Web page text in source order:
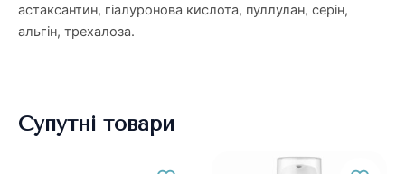
астаксантин, гіалуронова кислота, пуллулан, серін,
альгін, трехалоза.
Супутні товари